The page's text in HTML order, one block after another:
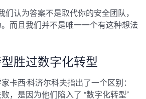
认为答案不是取代你的安全团队，
而且我们并不是唯一一个有这种想法
胜过数字化转型
卡西·科济尔科夫指出了一个区别：
，是因为他们陷入了 “数字化转型”